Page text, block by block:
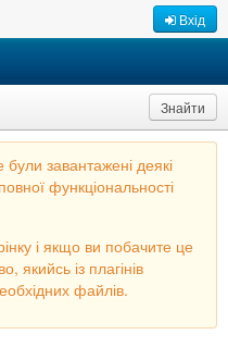
Вхід
завантажені деякі
функціональності
і якщо ви побачите це
якийсь із плагінів
файлів.